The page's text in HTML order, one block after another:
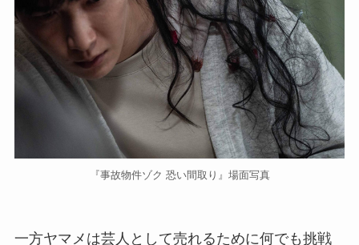
『事故物件ゾク 恐い間取り』場面写真
一方ヤマメは芸人として売れるために何でも挑戦